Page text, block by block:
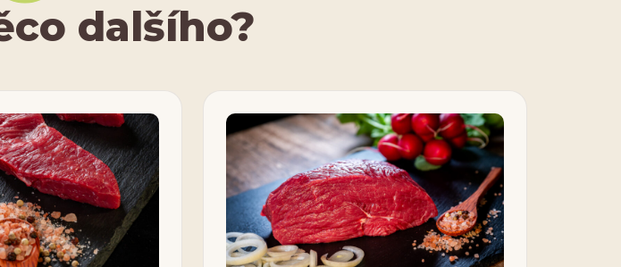
dalšího?